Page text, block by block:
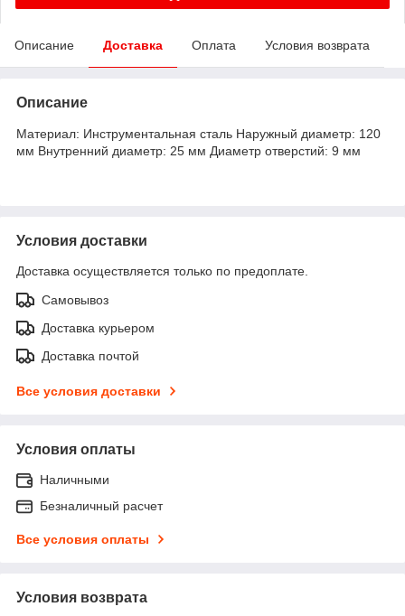
Описание Доставка Оплата Условия возврата
Описание
Материал: Инструментальная сталь Наружный диаметр: 120
мм Внутренний диаметр: 25 мм Диаметр отверстий: 9 мм
Условия доставки
Доставка осуществляется только по предоплате.
Самовывоз
Доставка курьером
Доставка почтой
Все условия доставки
Условия оплаты
Наличными
Безналичный расчет
Все условия оплаты
Условия возврата